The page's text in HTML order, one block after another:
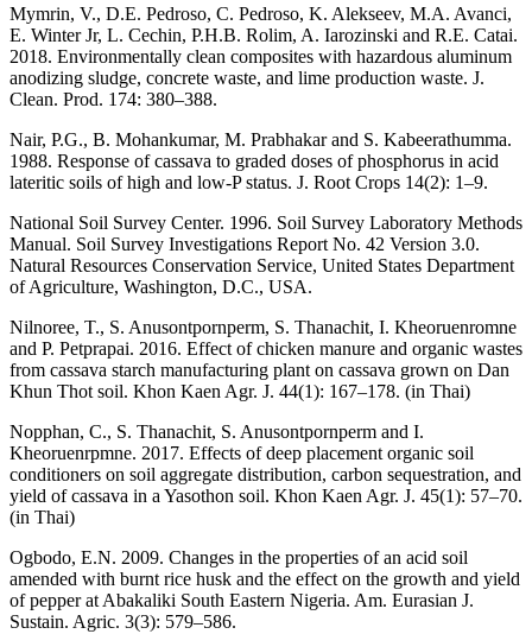
Mymrin, V., D.E. Pedroso, C. Pedroso, K. Alekseev, M.A. Avanci,
E. Winter Jr, L. Cechin, P.H.B. Rolim, A. Iarozinski and R.E. Catai.
2018. Environmentally clean composites with hazardous aluminum
anodizing sludge, concrete waste, and lime production waste. J.
Clean. Prod. 174: 380–388.
Nair, P.G., B. Mohankumar, M. Prabhakar and S. Kabeerathumma.
1988. Response of cassava to graded doses of phosphorus in acid
lateritic soils of high and low-P status. J. Root Crops 14(2): 1–9.
National Soil Survey Center. 1996. Soil Survey Laboratory Methods
Manual. Soil Survey Investigations Report No. 42 Version 3.0.
Natural Resources Conservation Service, United States Department
of Agriculture, Washington, D.C., USA.
Nilnoree, T., S. Anusontpornperm, S. Thanachit, I. Kheoruenromne
and P. Petprapai. 2016. Effect of chicken manure and organic wastes
from cassava starch manufacturing plant on cassava grown on Dan
Khun Thot soil. Khon Kaen Agr. J. 44(1): 167–178. (in Thai)
Nopphan, C., S. Thanachit, S. Anusontpornperm and I.
Kheoruenrpmne. 2017. Effects of deep placement organic soil
conditioners on soil aggregate distribution, carbon sequestration, and
yield of cassava in a Yasothon soil. Khon Kaen Agr. J. 45(1): 57–70.
(in Thai)
Ogbodo, E.N. 2009. Changes in the properties of an acid soil
amended with burnt rice husk and the effect on the growth and yield
of pepper at Abakaliki South Eastern Nigeria. Am. Eurasian J.
Sustain. Agric. 3(3): 579–586.